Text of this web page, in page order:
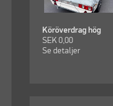
Köröverdrag hög
SEK 0,00
Se detaljer